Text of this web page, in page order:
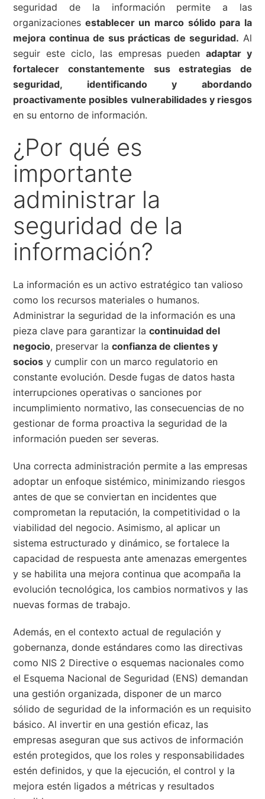
seguridad de la información permite a las
organizaciones establecer un marco sólido para la
mejora continua de sus prácticas de seguridad. Al
seguir este ciclo, las empresas pueden adaptar y
fortalecer constantemente sus estrategias de
seguridad, identificando y abordando
proactivamente posibles vulnerabilidades y riesgos
en su entorno de información.
¿Por qué es
importante
administrar la
seguridad de la
información?
La información es un activo estratégico tan valioso
como los recursos materiales o humanos.
Administrar la seguridad de la información es una
pieza clave para garantizar lacontinuidad del
negocio, preservar laconfianza de clientes y
socios y cumplir con un marco regulatorio en
constante evolución. Desde fugas de datos hasta
interrupciones operativas o sanciones por
incumplimiento normativo, las consecuencias de no
gestionar de forma proactiva la seguridad de la
información pueden ser severas.
Una correcta administración permite a las empresas
adoptar un enfoque sistémico, minimizando riesgos
antes de que se conviertan en incidentes que
comprometan la reputación, la competitividad o la
viabilidad del negocio. Asimismo, al aplicar un
sistema estructurado y dinámico, se fortalece la
capacidad de respuesta ante amenazas emergentes
y se habilita una mejora continua que acompaña la
evolución tecnológica, los cambios normativos y las
nuevas formas de trabajo.
Además, en el contexto actual de regulación y
gobernanza, donde estándares como las directivas
como NIS 2 Directive o esquemas nacionales como
el Esquema Nacional de Seguridad (ENS) demandan
una gestión organizada, disponer de un marco
sólido de seguridad de la información es un requisito
básico. Al invertir en una gestión eficaz, las
empresas aseguran que sus activos de información
estén protegidos, que los roles y responsabilidades
estén definidos, y que la ejecución, el control y la
mejora estén ligados a métricas y resultados